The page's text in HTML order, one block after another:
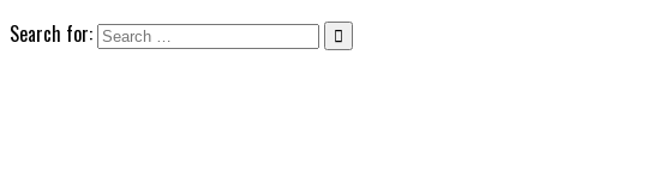
Search for: